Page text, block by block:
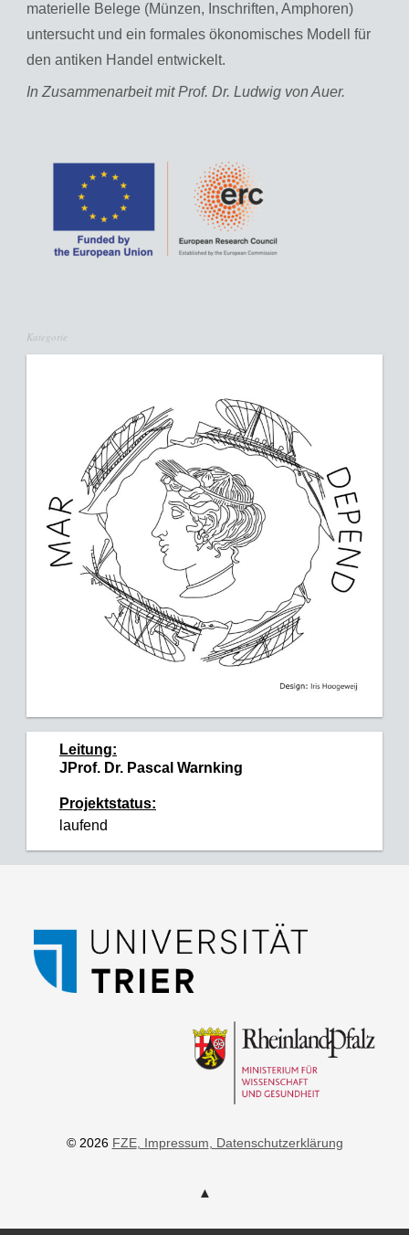
materielle Belege (Münzen, Inschriften, Amphoren)
untersucht und ein formales ökonomisches Modell für
den antiken Handel entwickelt.
In Zusammenarbeit mit Prof. Dr. Ludwig von Auer.
Kategorie
Leitung:
JProf. Dr. Pascal Warnking
Projektstatus:
laufend
© 2026 FZE, Impressum , Datenschutzerklärung